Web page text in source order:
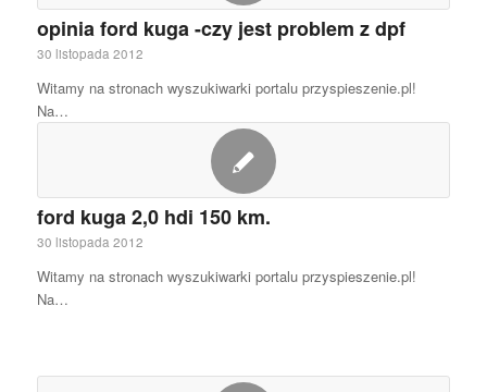
opinia ford kuga -czy jest problem z dpf
30 listopada 2012
Witamy na stronach wyszukiwarki portalu przyspieszenie.pl!
Na…
ford kuga 2,0 hdi 150 km.
30 listopada 2012
Witamy na stronach wyszukiwarki portalu przyspieszenie.pl!
Na…